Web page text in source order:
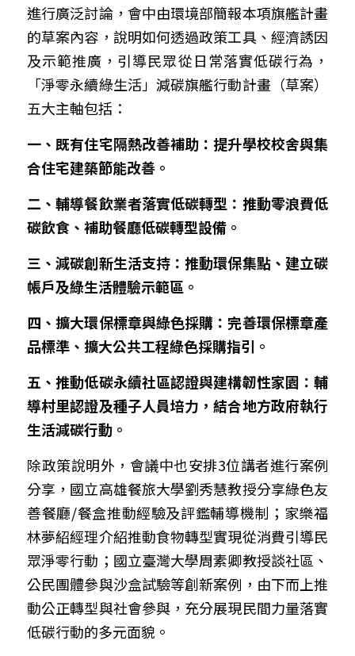
進行廣泛討論，會中由環境部簡報本項旗艦計畫
的草案內容，說明如何透過政策工具、經濟誘因
及示範推廣，引導民眾從日常落實低碳行為，
「淨零永續綠生活」減碳旗艦行動計畫（草案）
五大主軸包括：
一、既有住宅隔熱改善補助：提升學校校舍與集
合住宅建築節能改善。
二、輔導餐飲業者落實低碳轉型：推動零浪費低
碳飲食、補助餐廳低碳轉型設備。
三、減碳創新生活支持：推動環保集點、建立碳
帳戶及綠生活體驗示範區。
四、擴大環保標章與綠色採購：完善環保標章產
品標準、擴大公共工程綠色採購指引。
五、推動低碳永續社區認證與建構韌性家園：輔
導村里認證及種子人員培力，結合地方政府執行
生活減碳行動。
除政策說明外，會議中也安排3位講者進行案例
分享，國立高雄餐旅大學劉秀慧教授分享綠色友
善餐廳/餐盒推動經驗及評鑑輔導機制；家樂福
林夢紹經理介紹推動食物轉型實現從消費引導民
眾淨零行動；國立臺灣大學周素卿教授談社區、
公民團體參與沙盒試驗等創新案例，由下而上推
動公正轉型與社會參與，充分展現民間力量落實
低碳行動的多元面貌。